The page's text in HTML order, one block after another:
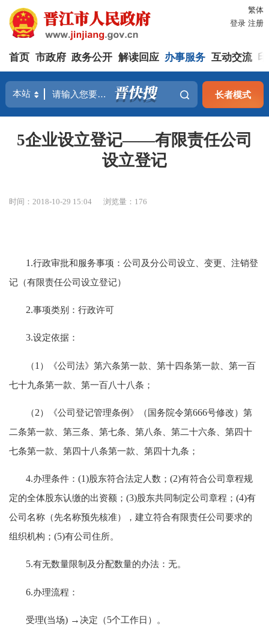
繁体
登录 注册
首页 市政府 政务公开 解读回应 办事服务 互动交流
长者模式
5企业设立登记——有限责任公司
设立登记
时间：2018-10-29 15:04 浏览量： 176
1.行政审批和服务事项：公司及分公司设立、变更、注销登
记（有限责任公司设立登记）
2.事项类别：行政许可
3.设定依据：
（1 ）《公司法》第六条第一款、第十四条第一款、第一百
七十九条第一款、第一百八十八条；
（2）《公司登记管理条例》（国务院令第666号修改）第
二条第一款、第三条、第七条、第八条、第二十六条、第四十
七条第一款、第四十八条第一款、第四十九条；
4.办理条件：(1)股东符合法定人数；(2)有符合公司章程规
定的全体股东认缴的出资额；(3)股东共同制定公司章程；(4)有
公司名称（先名称预先核准），建立符合有限责任公司要求的
组织机构；(5)有公司住所。
5.有无数量限制及分配数量的办法：无。
6.办理流程：
受理(当场) → 决定（5个工作日）。